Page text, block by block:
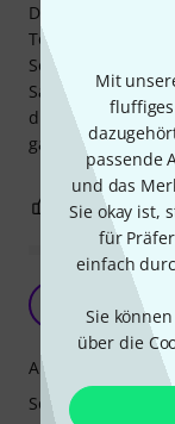
Mit
passende
und das
Sie okay ist,
für
einfach
Sie
über die
Die Ansprache ist
Ton, noch besser
Sehr gut ist die
Säuberung. So
draussen halten.
ganzen Satz
0
Hohner
Ansprache
Sound